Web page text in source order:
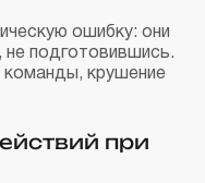
ошибку: они
не подготовившись.
команды, крушение
при